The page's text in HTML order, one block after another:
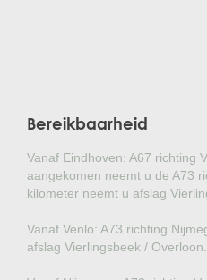
Bereikbaarheid
Vanaf Eindhoven: A67 richting
aangekomen neemt u de A73
kilometer neemt u afslag
Vanaf Venlo: A73 richting
afslag Vierlingsbeek / Overloon.